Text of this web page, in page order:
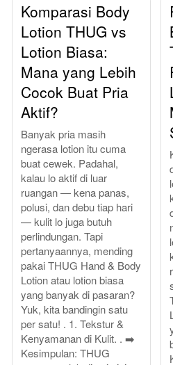
Komparasi Body
Lotion THUG vs
Lotion Biasa:
Mana yang Lebih
Cocok Buat Pria
Aktif?
Banyak pria masih
ngerasa lotion itu cuma
buat cewek. Padahal,
kalau lo aktif di luar
ruangan — kena panas,
polusi, dan debu tiap hari
— kulit lo juga butuh
perlindungan. Tapi
pertanyaannya, mending
pakai THUG Hand & Body
Lotion atau lotion biasa
yang banyak di pasaran?
Yuk, kita bandingin satu
per satu! . 1. Tekstur &
Kenyamanan di Kulit. . ➡️
Kesimpulan: THUG